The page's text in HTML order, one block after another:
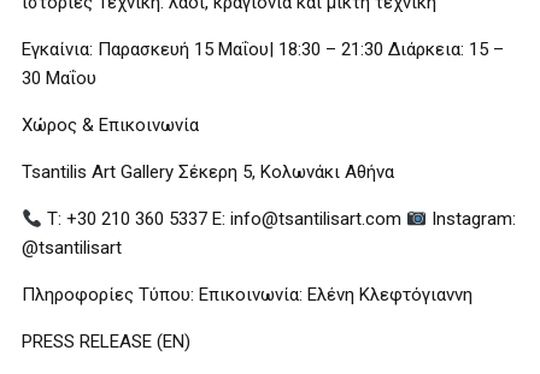
Εγκαίνια: Παρασκευή 15 Μαΐου| 18:30 – 21:30 Διάρκεια: 15 –
30 Μαΐου
Χώρος & Επικοινωνία
Tsantilis Art Gallery Σέκερη 5, Κολωνάκι Αθήνα
Τ: +30 210 360 5337 E: info@tsantilisart.com
Instagram:
@tsantilisart
Πληροφορίες Τύπου: Επικοινωνία: Ελένη Κλεφτόγιαννη
PRESS RELEASE (EN)